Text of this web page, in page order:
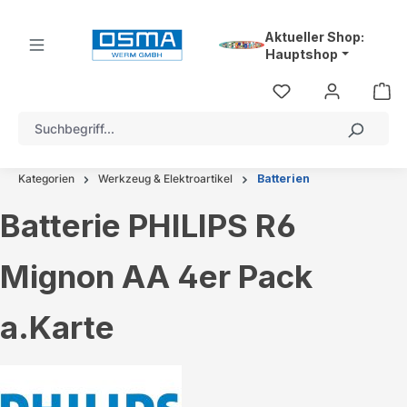
Aktueller Shop:
Hauptshop
Kategorien Werkzeug & Elektroartikel Batterien
Batterie PHILIPS R6
Mignon AA 4er Pack
a.Karte